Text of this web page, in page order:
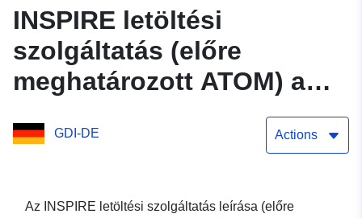
INSPIRE letöltési
szolgáltatás (előre
meghatározott ATOM) a
adatkészlethez
GDI-DE Actions
Az INSPIRE letöltési szolgáltatás leírása (előre